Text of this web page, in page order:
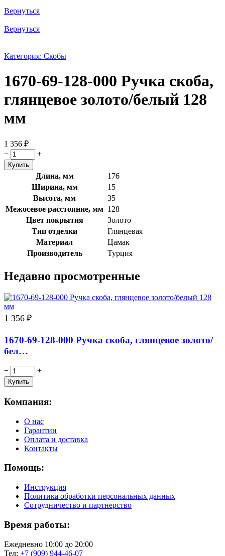
Вернуться
Вернуться
Категория: Скобы
1670-69-128-000 Ручка скоба,
глянцевое золото/белый 128
мм
1 356 ₽
−
+
Длина, мм
176
Ширина, мм
15
Высота, мм
35
Межосевое расстояние, мм 128
Цвет покрытия
Золото
Тип отделки
Глянцевая
Материал
Цамак
Производитель
Турция
Недавно просмотренные
1 356 ₽
1670-69-128-000 Ручка скоба, глянцевое золото/
бел…
− +
Компания:
О нас
Гарантии
Оплата и доставка
Контакты
Помощь:
Инструкция
Политика обработки персональных данных
Сотрудничество и партнерство
Время работы:
Ежедневно 10:00 до 20:00
Тел: +7 (909) 944-46-07